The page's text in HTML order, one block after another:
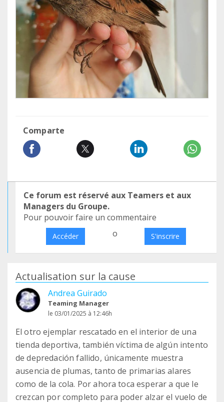
Comparte
Ce forum est réservé aux Teamers et aux
Managers du Groupe.
Pour pouvoir faire un commentaire
Accéder o S'inscrire
Actualisation sur la cause
Andrea Guirado
Teaming Manager
le 03/01/2025 à 12:46h
El otro ejemplar rescatado en el interior de una
tienda deportiva, también víctima de algún intento
de depredación fallido, únicamente muestra
ausencia de plumas, tanto de primarias alares
como de la cola. Por ahora toca esperar a que le
crezcan por completo para poder alzar el vuelo de